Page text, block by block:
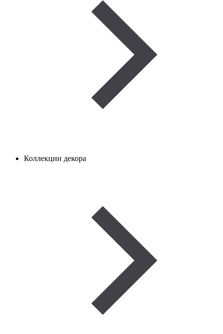
Коллекции декора